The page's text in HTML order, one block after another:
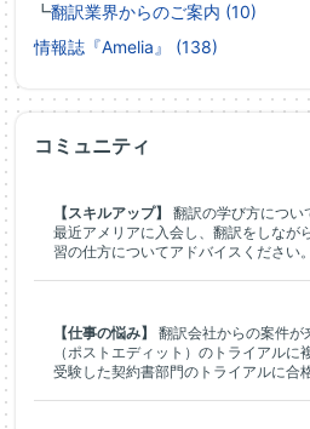
┗翻訳業界からのご案内 (10)
情報誌『Amelia』 (138)
コミュニティ
【スキルアップ】
翻訳の学び方につい
最近アメリアに入会し、翻訳をしなが
習の仕方についてアドバイスください
【仕事の悩み】
翻訳会社からの案件
（ポストエディット）のトライアル
受験した契約書部門のトライアルに合